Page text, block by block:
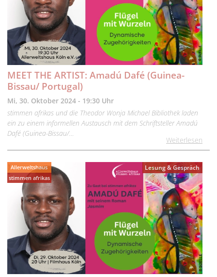
MEET THE ARTIST: Amadú Dafé (Guinea-
Bissau/ Portugal)
Mi, 30. Oktober 2024 - 19:30 Uhr
stimmen afrikas und die Theodor Wonja Michael Bibliothek laden
ein zu einem informellen Austausch mit dem Schriftsteller Amadú
Dafé (Guinea-Bissau/…
Weiterlesen
Allerweltshaus
stimmen afrikas
Lesung & Gespräch